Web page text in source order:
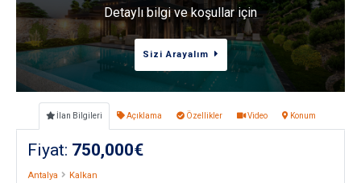
Detaylı bilgi ve koşullar için
Sizi Arayalım
İlan Bilgileri Açıklama Özellikler Video Konum
Fiyat: 750,000€
Antalya Kalkan